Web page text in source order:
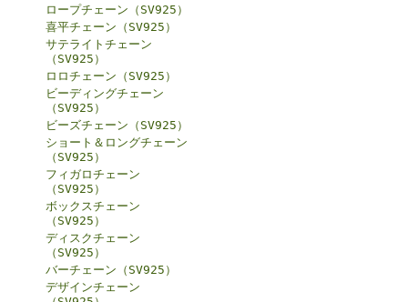
ロープチェーン（SV925）
喜平チェーン（SV925）
サテライトチェーン
（SV925）
ロロチェーン（SV925）
ビーディングチェーン
（SV925）
ビーズチェーン（SV925）
ショート＆ロングチェーン
（SV925）
フィガロチェーン
（SV925）
ボックスチェーン
（SV925）
ディスクチェーン
（SV925）
バーチェーン（SV925）
デザインチェーン